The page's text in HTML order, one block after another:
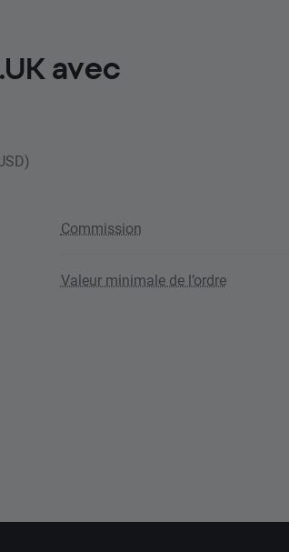
avec
Commission
Valeur minimale de l’ordre